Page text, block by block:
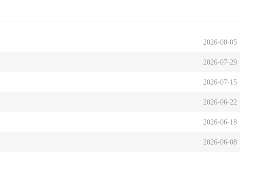
2026-08-05
2026-07-29
2026-07-15
2026-06-22
2026-06-18
2026-06-08